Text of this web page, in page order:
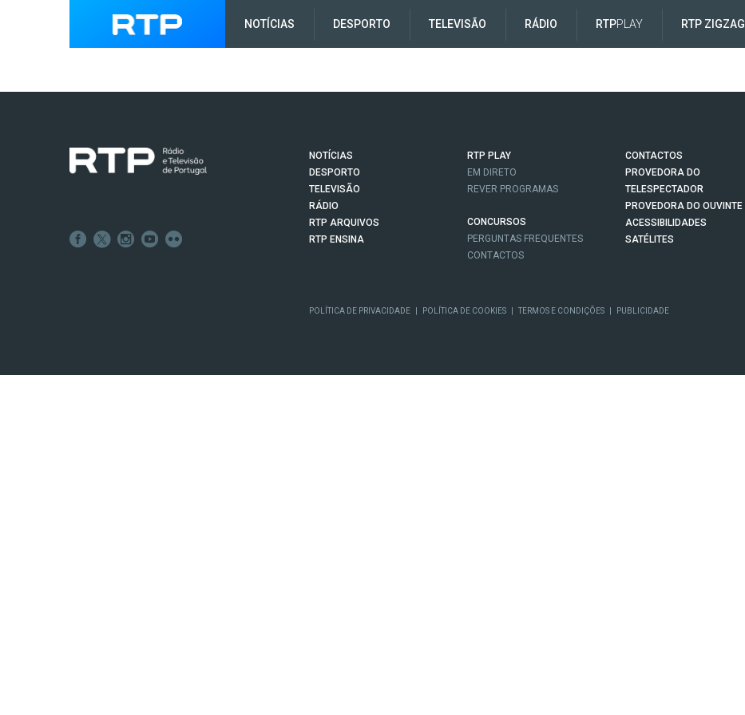
NOTÍCIAS DESPORTO TELEVISÃO RÁDIO RTPPLAY RTP ZIGZAG
NOTÍCIAS
DESPORTO
TELEVISÃO
RÁDIO
RTP ARQUIVOS
RTP ENSINA
RTP PLAY
EM DIRETO
REVER PROGRAMAS
CONCURSOS
PERGUNTAS FREQUENTES
CONTACTOS
CONTACTOS
PROVEDORA DO
TELESPECTADOR
PROVEDORA DO OUVINTE
ACESSIBILIDADES
SATÉLITES
POLÍTICA DE PRIVACIDADE POLÍTICA DE COOKIES TERMOS E CONDIÇÕES PUBLICIDADE